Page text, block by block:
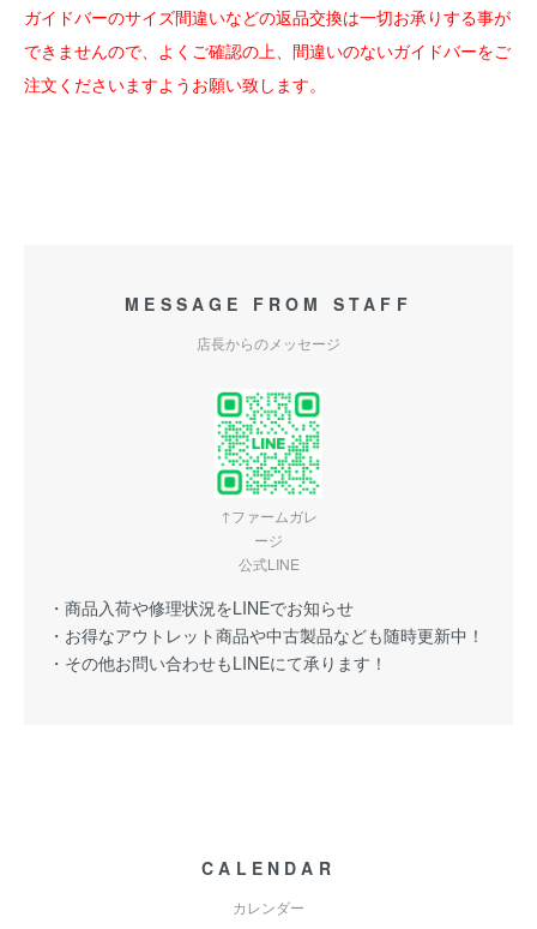
ガイドバーのサイズ間違いなどの返品交換は一切お承りする事が
できませんので、よくご確認の上、間違いのないガイドバーをご
注文くださいますようお願い致します。
MESSAGE FROM STAFF
店長からのメッセージ
↑ファームガレ
ージ
公式LINE
・商品入荷や修理状況をLINEでお知らせ
・お得なアウトレット商品や中古製品なども随時更新中！
・その他お問い合わせもLINEにて承ります！
CALENDAR
カレンダー